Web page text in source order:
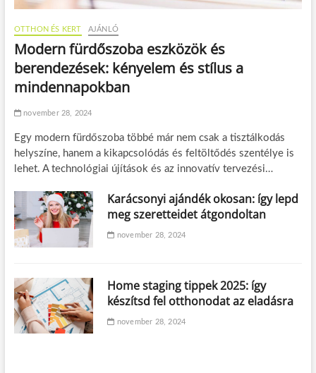
OTTHON ÉS KERT AJÁNLÓ
Modern fürdőszoba eszközök és
berendezések: kényelem és stílus a
mindennapokban
november 28, 2024
Egy modern fürdőszoba többé már nem csak a tisztálkodás
helyszíne, hanem a kikapcsolódás és feltöltődés szentélye is
lehet. A technológiai újítások és az innovatív tervezési…
Karácsonyi ajándék okosan: így lepd
meg szeretteidet átgondoltan
november 28, 2024
Home staging tippek 2025: így
készítsd fel otthonodat az eladásra
november 28, 2024